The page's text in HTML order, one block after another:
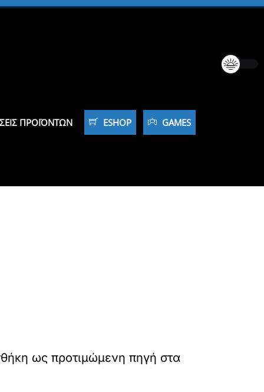
ΠΡΟΪΌΝΤΩΝ ESHOP GAMES
ως προτιμώμενη πηγή στα